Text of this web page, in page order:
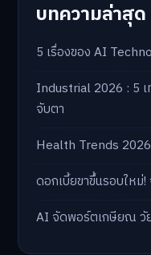
บทความล่าสุด
5 เรื่องของ AI
Industrial 2026 : 5
จับตา
Health Trends
ดอกเบี้ยขาขึ้นรอบให
AI จัดพอร์ตเกษียณ วั